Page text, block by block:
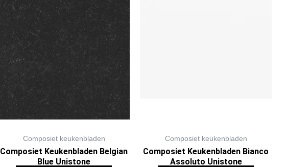
Composiet keukenbladen
Composiet Keukenbladen Belgian
Blue Unistone
Composiet keukenbladen
Composiet Keukenbladen Bianco
Assoluto Unistone